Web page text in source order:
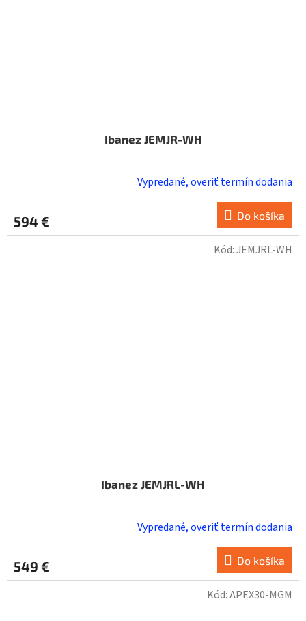
Ibanez JEMJR-WH
Vypredané, overiť termín dodania
594 € Do košíka
Ibanez JEMJRL-WH
Vypredané, overiť termín dodania
549 € Do košíka
Kód:JEMJRL-WH
Kód:APEX30-MGM